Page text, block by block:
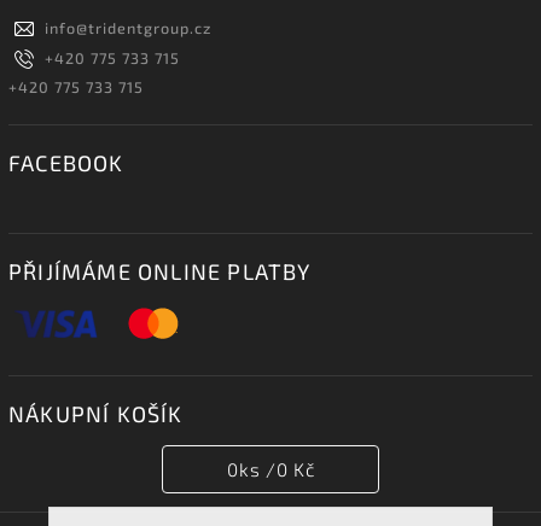
info@tridentgroup.cz
+420 775 733 715
+420 775 733 715
FACEBOOK
PŘIJÍMÁME ONLINE PLATBY
NÁKUPNÍ KOŠÍK
0ks /0 Kč